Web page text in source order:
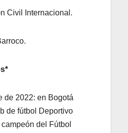
Civil Internacional.
de 2022: en Bogotá
de fútbol Deportivo
del Fútbol